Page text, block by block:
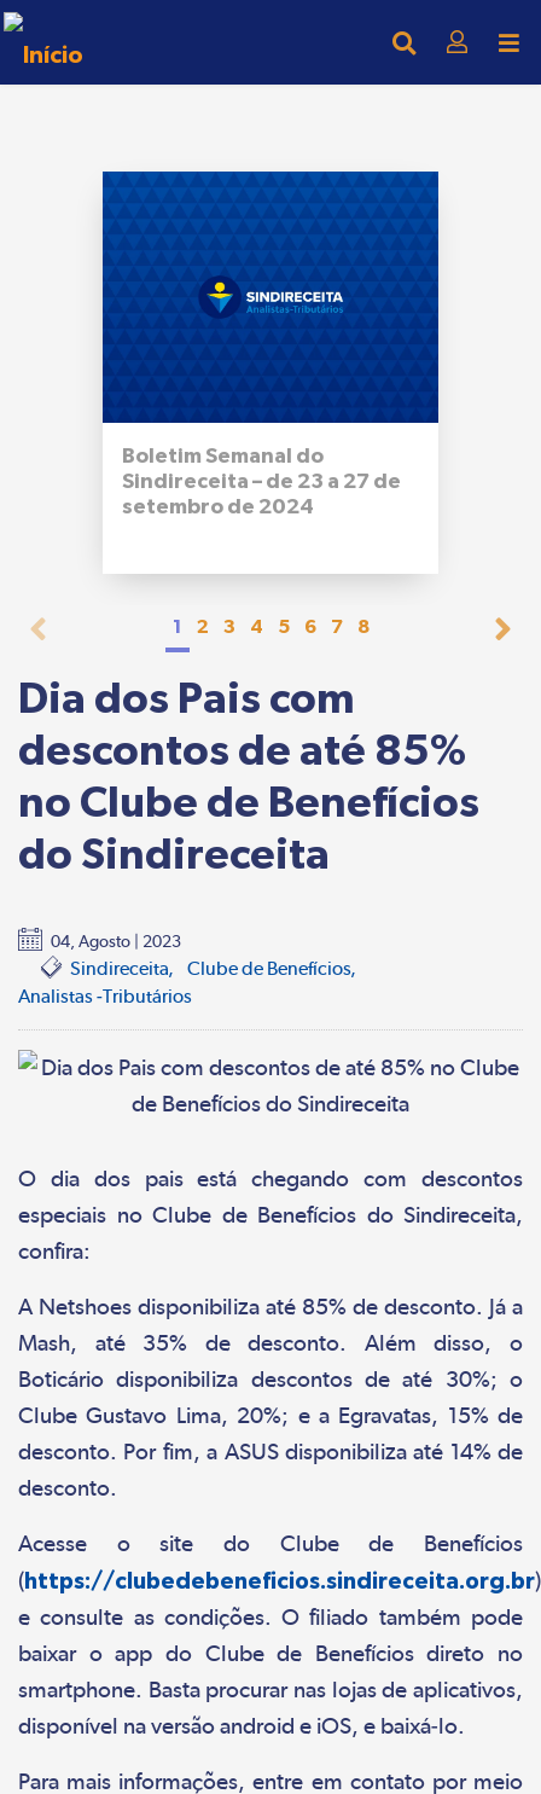
Boletim Semanal do
Sindireceita – de 23 a 27 de
setembro de 2024
1 2 3 4 5 6 7 8
Dia dos Pais com
descontos de até 85%
no Clube de Benefícios
do Sindireceita
04, Agosto | 2023
Sindireceita
Clube de Benefícios
Analistas -Tributários
O dia dos pais está chegando com descontos
especiais no Clube de Benefícios do Sindireceita,
confira:
A Netshoes disponibiliza até 85% de desconto. Já a
Mash, até 35% de desconto. Além disso, o
Boticário disponibiliza descontos de até 30%; o
Clube Gustavo Lima, 20%; e a Egravatas, 15% de
desconto. Por fim, a ASUS disponibiliza até 14% de
desconto.
Acesse o site do Clube de Benefícios
(https://clubedebeneficios.sindireceita.org.br)
e consulte as condições. O filiado também pode
baixar o app do Clube de Benefícios direto no
smartphone. Basta procurar nas lojas de aplicativos,
disponível na versão android e iOS, e baixá-lo.
Para mais informações, entre em contato por meio